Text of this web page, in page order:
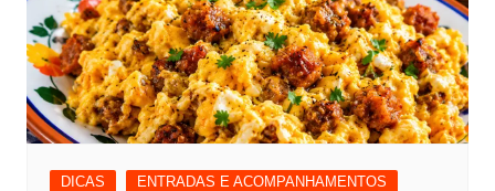
DICAS ENTRADAS E ACOMPANHAMENTOS